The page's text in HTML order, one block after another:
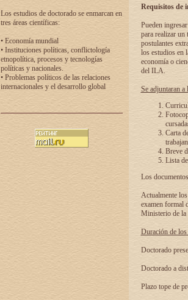
Los estudios de doctorado se enmarcan en
tres áreas científicas:
• Economía mundial
• Instituciones políticas, conflictología
etnopolítica, procesos y tecnologías
políticas y nacionales.
• Problemas políticos de las relaciones
internacionales y el desarrollo global
Requisitos de
Pueden
para realizar un
postulantes
los estudios en
economía o
del ILA.
Se adjuntaran a
Carta
Breve
Lista
Los
Actualmente
examen formal
Ministerio de la
Duración de
Doctorado
Doctorado a
Plazo tope de